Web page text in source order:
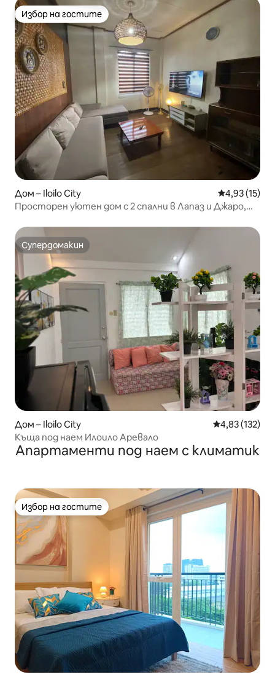
Избор на гостите
Избор на гостите
Дом – Iloilo City Средна
4,93 (15)
Просторен уютен дом с 2 спални в Лапаз и Джаро,
Супердомакин
Супердомакин
Дом – Iloilo City Средна
4,83 (132)
Къща под наем Илоило Аревало
Апартаменти под наем с климатик
Избор на гостите
Избор на гостите